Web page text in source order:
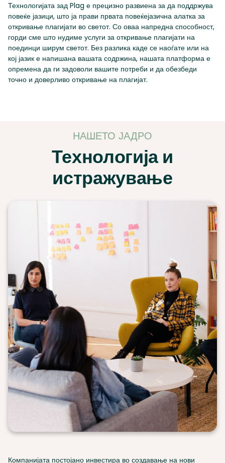
Технологијата зад Plag е прецизно развиена за да поддржува
повеќе јазици, што ја прави првата повеќејазична алатка за
откривање плагијати во светот. Со оваа напредна способност,
горди сме што нудиме услуги за откривање плагијати на
поединци ширум светот. Без разлика каде се наоѓате или на
кој јазик е напишана вашата содржина, нашата платформа е
опремена да ги задоволи вашите потреби и да обезбеди
точно и доверливо откривање на плагијат.
НАШЕТО ЈАДРО
Технологија и
истражување
Компанијата постојано инвестира во создавање на нови